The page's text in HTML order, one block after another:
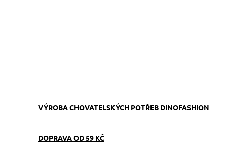
VÝROBA CHOVATELSKÝCH POTŘEB DINOFASHION
DOPRAVA OD 59 KČ